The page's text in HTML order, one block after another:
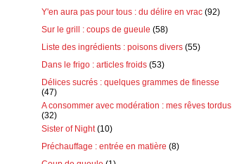
Y'en aura pas pour tous : du délire en vrac (92)
Sur le grill : coups de gueule (58)
Liste des ingrédients : poisons divers (55)
Dans le frigo : articles froids (53)
Délices sucrés : quelques grammes de finesse
(47)
A consommer avec modération : mes rêves tordus
(32)
Sister of Night(10)
Préchauffage : entrée en matière (8)